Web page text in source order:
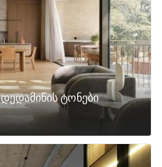
ტონები